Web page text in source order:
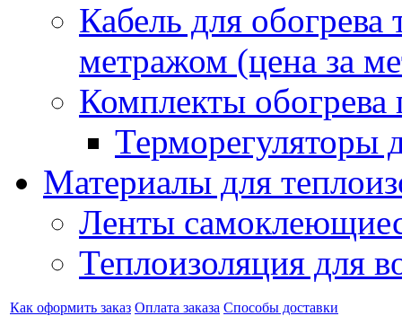
Кабель для обогрева
метражом (цена за
Комплекты обогрева
Терморегуляторы
Материалы для
Ленты
Теплоизоляция для
Как оформить заказ Оплата заказа Способы доставки